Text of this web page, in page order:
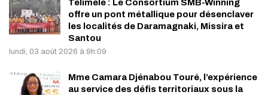
Télimélé : Le Consortium SMB-Winning
offre un pont métallique pour désenclaver
les localités de Daramagnaki, Missira et
Santou
lundi, 03 août 2026 à 9h:09
Mme Camara Djénabou Touré, l’expérience
au service des défis territoriaux sous la